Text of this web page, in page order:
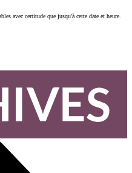
avec certitude que jusqu'à cette date et heure.